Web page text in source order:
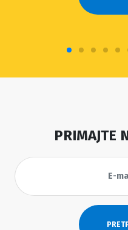
PRIMAJTE